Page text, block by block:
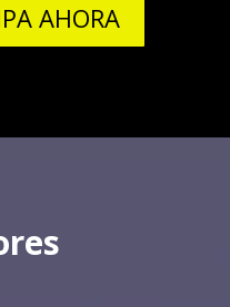
AHORA